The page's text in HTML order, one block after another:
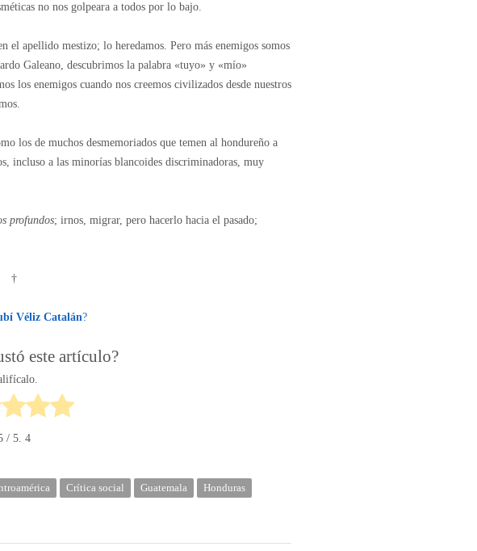
no nos golpeara a todos por lo bajo.
el apellido mestizo; lo heredamos. Pero más enemigos somos
Galeano, descubrimos la palabra «tuyo» y «mío»
los enemigos cuando nos creemos civilizados desde nuestros
los de muchos desmemoriados que temen al hondureño a
incluso a las minorías blancoides discriminadoras, muy
profundos; irnos, migrar, pero hacerlo hacia el pasado;
†
Véliz Catalán?
este artículo?
/ 5. 4
Crítica social Guatemala
Honduras